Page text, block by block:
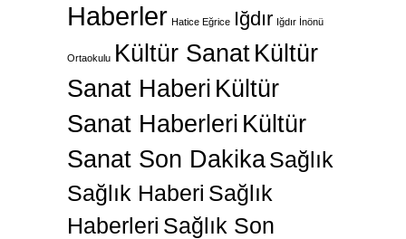
Haberler Hatice Eğrice Iğdır Iğdır İnönü
Ortaokulu Kültür SanatKültür
Sanat Haberi Kültür
Sanat Haberleri Kültür
Sanat Son DakikaSağlık
Sağlık Haberi Sağlık
Haberleri Sağlık Son